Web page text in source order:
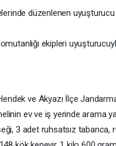
düzenlenen
ekipleri
ve Akyazı İlçe
ev ve iş yerinde arama
3 adet ruhsatsız tabanca,